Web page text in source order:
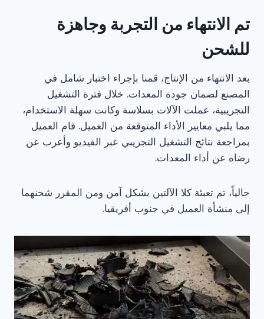
تم الانتهاء من التجربة وجاهزة
للشحن
بعد الانتهاء من الإنتاج، قمنا بإجراء اختبار شامل في
المصنع لضمان جودة المعدات. خلال فترة التشغيل
التجريبية، عملت الآلات بسلاسة وكانت سهلة الاستخدام،
مما يلبي معايير الأداء المتوقعة من العميل. قام العميل
بمراجعة نتائج التشغيل التجريبي عبر الفيديو وأعرب عن
رضاه عن أداء المعدات.
حالياً، تم تعبئة كلا الآلتين بشكل آمن ومن المقرر شحنهما
إلى منشأة العميل في جنوب أفريقيا.